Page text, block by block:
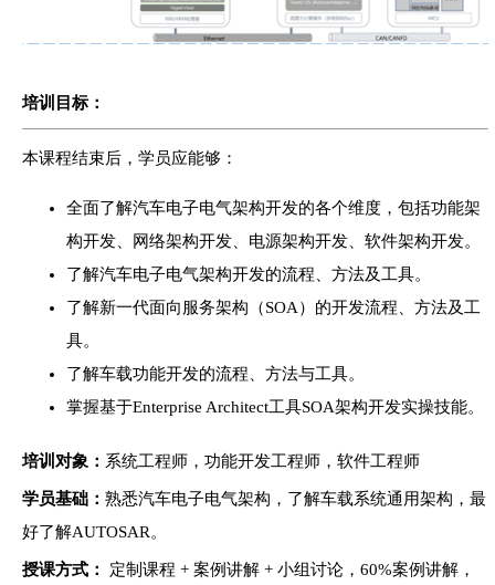
培训目标：
本课程结束后，学员应能够：
全面了解汽车电子电气架构开发的各个维度，包括功能架
构开发、网络架构开发、电源架构开发、软件架构开发。
了解汽车电子电气架构开发的流程、方法及工具。
了解新一代面向服务架构（SOA）的开发流程、方法及工
具。
了解车载功能开发的流程、方法与工具。
掌握基于Enterprise Architect工具SOA架构开发实操技能。
培训对象： 系统工程师，功能开发工程师，软件工程师
学员基础： 熟悉汽车电子电气架构，了解车载系统通用架构，最
好了解AUTOSAR。
授课方式：
定制课程 + 案例讲解 + 小组讨论，60%案例讲解，